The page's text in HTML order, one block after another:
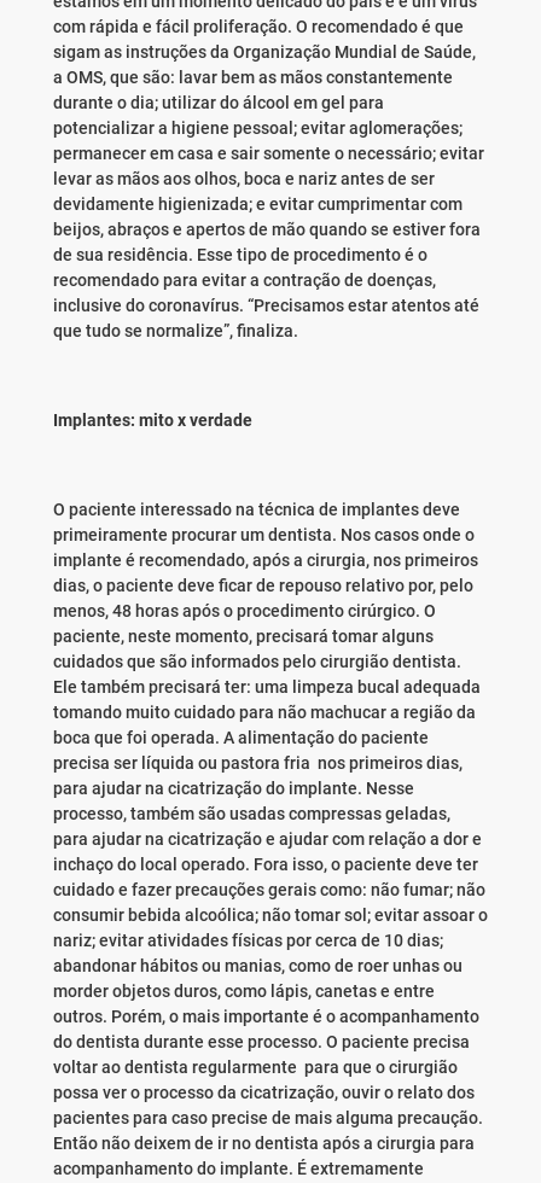
com rápida e fácil proliferação. O recomendado é que
sigam as instruções da Organização Mundial de Saúde,
a OMS, que são: lavar bem as mãos constantemente
durante o dia; utilizar do álcool em gel para
potencializar a higiene pessoal; evitar aglomerações;
permanecer em casa e sair somente o necessário; evitar
levar as mãos aos olhos, boca e nariz antes de ser
devidamente higienizada; e evitar cumprimentar com
beijos, abraços e apertos de mão quando se estiver fora
de sua residência. Esse tipo de procedimento é o
recomendado para evitar a contração de doenças,
inclusive do coronavírus. “Precisamos estar atentos até
que tudo se normalize”, finaliza.
Implantes: mito x verdade
O paciente interessado na técnica de implantes deve
primeiramente procurar um dentista. Nos casos onde o
implante é recomendado, após a cirurgia, nos primeiros
dias, o paciente deve ficar de repouso relativo por, pelo
menos, 48 horas após o procedimento cirúrgico. O
paciente, neste momento, precisará tomar alguns
cuidados que são informados pelo cirurgião dentista.
Ele também precisará ter: uma limpeza bucal adequada
tomando muito cuidado para não machucar a região da
boca que foi operada. A alimentação do paciente
precisa ser líquida ou pastora fria nos primeiros dias,
para ajudar na cicatrização do implante. Nesse
processo, também são usadas compressas geladas,
para ajudar na cicatrização e ajudar com relação a dor e
inchaço do local operado. Fora isso, o paciente deve ter
cuidado e fazer precauções gerais como: não fumar; não
consumir bebida alcoólica; não tomar sol; evitar assoar o
nariz; evitar atividades físicas por cerca de 10 dias;
abandonar hábitos ou manias, como de roer unhas ou
morder objetos duros, como lápis, canetas e entre
outros. Porém, o mais importante é o acompanhamento
do dentista durante esse processo. O paciente precisa
voltar ao dentista regularmente para que o cirurgião
possa ver o processo da cicatrização, ouvir o relato dos
pacientes para caso precise de mais alguma precaução.
Então não deixem de ir no dentista após a cirurgia para
acompanhamento do implante. É extremamente